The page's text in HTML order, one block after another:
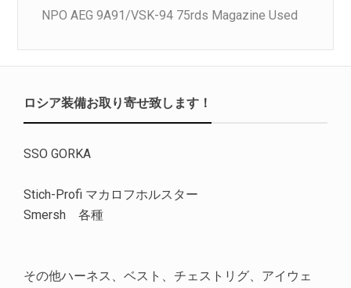
NPO AEG 9A91/VSK-94 75rds Magazine Used
ロシア装備お取り寄せ致します！
SSO GORKA
Stich-Profi マカロフホルスター
Smersh 各種
その他ハーネス、ベスト、チェストリグ、アイウェ